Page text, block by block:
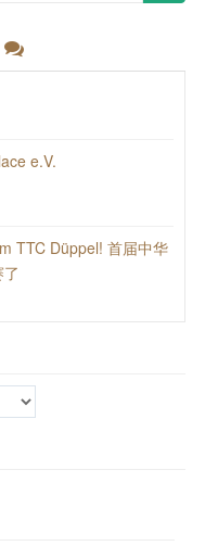
e.V.
TTC Düppel! 首届中华